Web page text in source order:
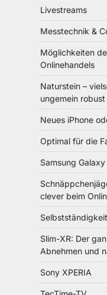
Livestreams
Messtechnik &
Möglichkeiten
Onlinehandels
Naturstein –
ungemein robust
Neues iPhone
Optimal für die
Samsung Galaxy
clever beim
Slim-XR: Der
Abnehmen und
Sony XPERIA